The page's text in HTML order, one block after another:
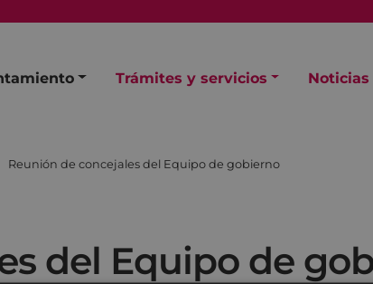
Trámites y servicios Noticias
Reunión de concejales del Equipo de gobierno
del Equipo de